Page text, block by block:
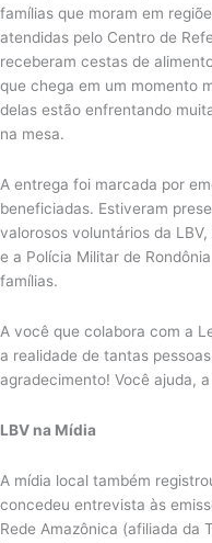
famílias que moram em
atendidas pelo Centro de
receberam cestas de
que chega em um momento
delas estão enfrentando
na mesa.
A entrega foi marcada por
beneficiadas. Estiveram
valorosos voluntários da
e a Polícia Militar de
famílias.
A você que colabora com a
a realidade de tantas
agradecimento! Você ajuda,
LBV na Mídia
A mídia local também
concedeu entrevista às
Rede Amazônica (afiliada da